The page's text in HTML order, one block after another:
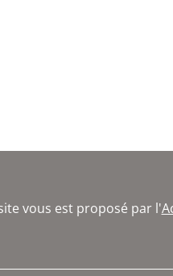
vous est proposé par l'